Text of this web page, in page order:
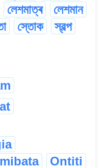
লেশমাত্ৰ
লেশমান
স্তোক
স্বল্প
Ontiti